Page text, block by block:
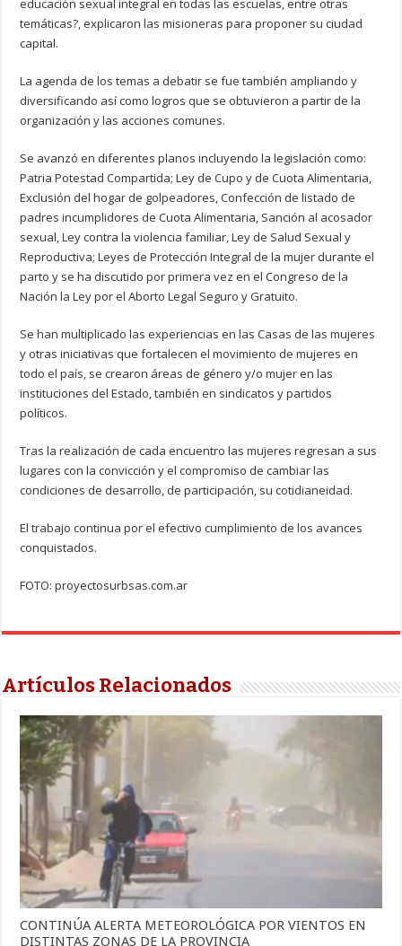
educación sexual integral en todas las escuelas, entre otras
temáticas?, explicaron las misioneras para proponer su ciudad
capital.
La agenda de los temas a debatir se fue también ampliando y
diversificando así como logros que se obtuvieron a partir de la
organización y las acciones comunes.
Se avanzó en diferentes planos incluyendo la legislación como:
Patria Potestad Compartida; Ley de Cupo y de Cuota Alimentaria,
Exclusión del hogar de golpeadores, Confección de listado de
padres incumplidores de Cuota Alimentaria, Sanción al acosador
sexual, Ley contra la violencia familiar, Ley de Salud Sexual y
Reproductiva; Leyes de Protección Integral de la mujer durante el
parto y se ha discutido por primera vez en el Congreso de la
Nación la Ley por el Aborto Legal Seguro y Gratuito.
Se han multiplicado las experiencias en las Casas de las mujeres
y otras iniciativas que fortalecen el movimiento de mujeres en
todo el país, se crearon áreas de género y/o mujer en las
instituciones del Estado, también en sindicatos y partidos
políticos.
Tras la realización de cada encuentro las mujeres regresan a sus
lugares con la convicción y el compromiso de cambiar las
condiciones de desarrollo, de participación, su cotidianeidad.
El trabajo continua por el efectivo cumplimiento de los avances
conquistados.
FOTO: proyectosurbsas.com.ar
Artículos Relacionados
CONTINÚA ALERTA METEOROLÓGICA POR VIENTOS EN
DISTINTAS ZONAS DE LA PROVINCIA